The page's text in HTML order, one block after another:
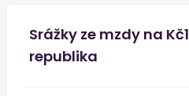
Srážky ze mzdy na
republika